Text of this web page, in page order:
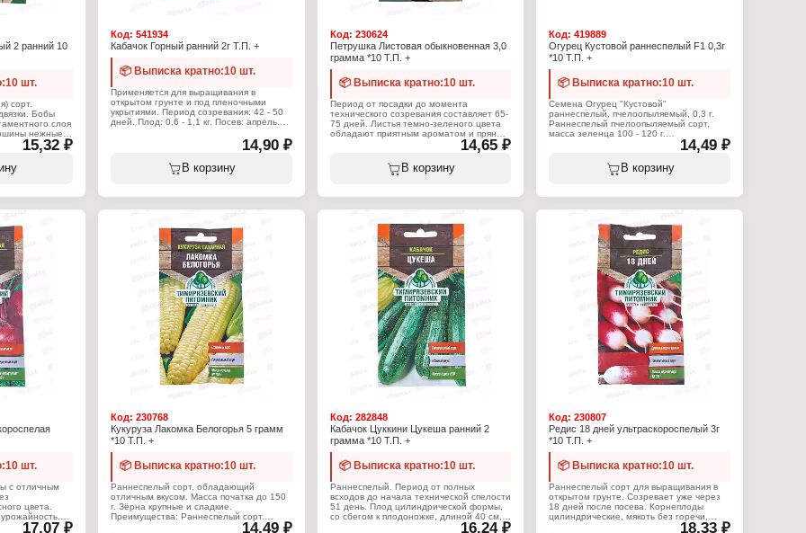
2 ранний 10
шт.
сорт.
Бобы
слоя
нежные,
Условия
15,32 ₽
Код:541934
Кабачок Горный ранний 2г Т.П. +
📦 Выписка кратно:10 шт.
Применяется для выращивания в
открытом грунте и под пленочными
укрытиями. Период созревания: 42 - 50
дней. Плод: 0,6 - 1,1 кг. Посев: апрель.
Характеристики:
Производитель: Тимирязевский
Вариация: "Горный"
Срок созревания: раннеспелый
Упаковка: пакет Евро
14,90 ₽
В корзину
Код: 230624
Петрушка Листовая обыкновенная 3,0
грамма *10 Т.П. +
📦 Выписка кратно:10 шт.
Период от посадки до момента
технического созревания составляет 65-
75 дней. Листья темно-зеленого цвета
обладают приятным ароматом и пряным
вкусом. Особенно устойчива к холодам и
заморозкам. Месяц посадки на рассаду -
февраль. Месяц посадки в грунт - апрель
Тип товара: Семена
Вид товара: Петрушка
Разновидность: листовая обыкновенная
Жизненный цикл: однолетник
Срок созревания: раннеспелый
Упаковка: пакет Евро
14,65 ₽
В корзину
Код:419889
Огурец Кустовой раннеспелый F1 0,3г
*10 Т.П. +
📦 Выписка кратно:10 шт.
Семена Огурец "Кустовой"
раннеспелый, пчелоопыляемый, 0,3 г.
Раннеспелый пчелоопыляемый сорт,
масса зеленца 100 - 120 г.
Производитель: Тимирязевский
Жизненный цикл: однолетник
Срок созревания: раннеспелый
Гибридность: F1
Упаковка: пакет Евро
14,49 ₽
В корзину
шт.
с отличным
цвета.
17,07 ₽
Код:230768
Кукуруза Лакомка Белогорья 5 грамм
*10 Т.П. +
📦 Выписка кратно:10 шт.
Раннеспелый сорт, обладающий
отличным вкусом. Масса початка до 150
г. Зёрна крупные и сладкие.
Преимущества: Раннеспелый сорт.
Применяется для выращивания в14,49 ₽
Код: 282848
Кабачок Цуккини Цукеша ранний 2
грамма *10 Т.П. +
📦 Выписка кратно:10 шт.
Раннеспелый. Период от полных
всходов до начала технической спелости
51 день. Плод цилиндрической формы,
со сбегом к плодоножке, длиной 40 см,
диаметром 12 см, массой 890 г.16,24 ₽
Код:230807
Редис 18 дней ультраскороспелый 3г
*10 Т.П. +
📦 Выписка кратно:10 шт.
Раннеспелый сорт для выращивания в
открытом грунте. Созревает уже через
18 дней после посева. Корнеплоды
цилиндрические, мякоть без горечи,
вкусная и нежная. Преимущества:18,33 ₽